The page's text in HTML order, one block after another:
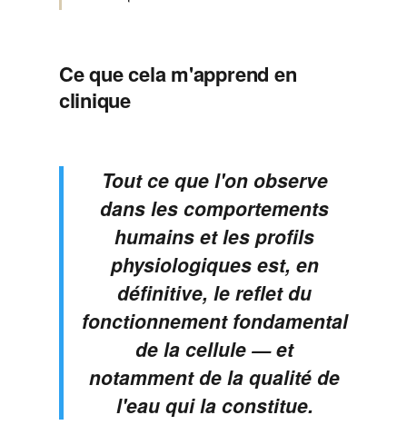
Ce que cela m'apprend en
clinique
Tout ce que l'on observe
dans les comportements
humains et les profils
physiologiques est, en
définitive, le reflet du
fonctionnement fondamental
de la cellule — et
notamment de la qualité de
l'eau qui la constitue.